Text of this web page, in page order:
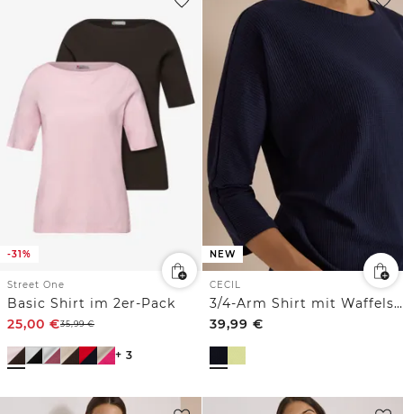
-31%
Street One
Basic Shirt im 2er-Pack
25,00 €35,99€
+ 3
NEW
CECIL
3/4-Arm Shirt mit Waffelstruktur
39,99 €